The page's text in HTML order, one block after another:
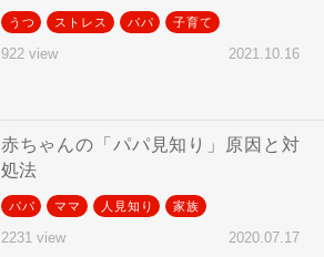
うつ ストレス パパ 子育て
922 view 2021.10.16
赤ちゃんの「パパ見知り」原因と対
処法
パパ ママ 人見知り 家族
2231 view 2020.07.17